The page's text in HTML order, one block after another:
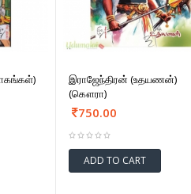
இராஜேந்திரன் (உதயணன்)
(கௌரா)
750.00
ADD TO CART